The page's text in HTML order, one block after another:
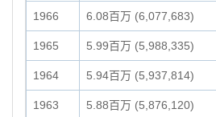
1966 6.08百万 (6,077,683)
1965 5.99百万 (5,988,335)
1964 5.94百万 (5,937,814)
1963 5.88百万 (5,876,120)